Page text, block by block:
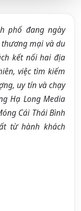
phố đang ngày
mại và du
kết nối hai địa
việc tìm kiếm
uy tín và chạy
Hạ Long Media
Cái Thái Bình
từ hành khách